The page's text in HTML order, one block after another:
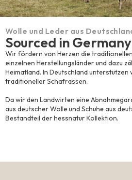
Wolle und Leder aus
Sourced in Germany
Wir fördern von Herzen die
einzelnen Herstellungsländer und dazu
Heimatland. In Deutschland unterstützen
traditioneller Schafrassen.
Da wir den Landwirten eine
aus deutscher Wolle und Schuhe aus
Bestandteil der hessnatur Kollektion.